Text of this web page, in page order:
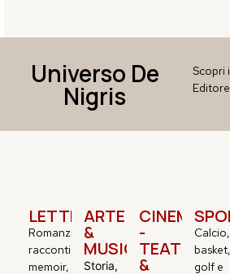
Universo De
Nigris
Scopri
LETTERATURA
Romanzi,
racconti,
memoir,
ARTE
&
MUSICA
Storia,
CINEMA
-
TEATRO
&
Calcio,
basket,
golf e